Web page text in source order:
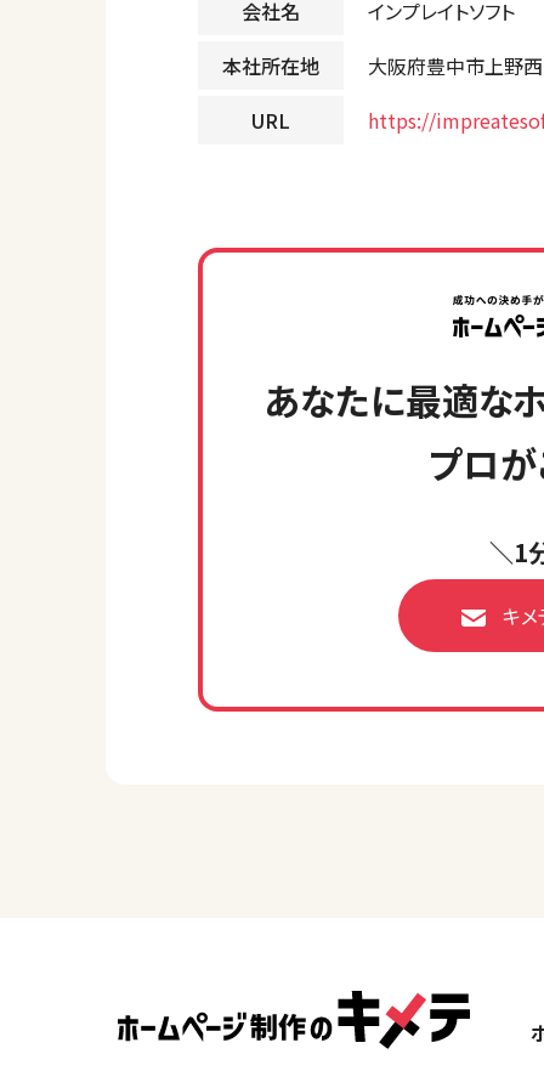
会社名
インプレイトソフト
本社所在地
大阪府豊中市上野
URL
https://
あなたに最適な
プロが
＼1
キ